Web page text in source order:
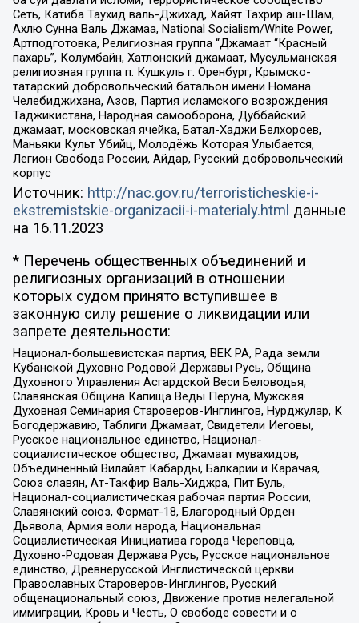
Сеть, Катиба Таухид валь-Джихад, Хайят Тахрир аш-Шам,
Ахлю Сунна Валь Джамаа, National Socialism/White Power,
Артподготовка, Религиозная группа “Джамаат “Красный
пахарь”, Колумбайн, Хатлонский джамаат, Мусульманская
религиозная группа п. Кушкуль г. Оренбург, Крымско-
татарский добровольческий батальон имени Номана
Челебиджихана, Азов, Партия исламского возрождения
Таджикистана, Народная самооборона, Дуббайский
джамаат, московская ячейка, Батал-Хаджи Белхороев,
Маньяки Культ Убийц, Молодёжь Которая Улыбается,
Легион Свобода России, Айдар, Русский добровольческий
корпус
Источник: http://nac.gov.ru/terroristicheskie-i-
ekstremistskie-organizacii-i-materialy.html данные
на 16.11.2023
* Перечень общественных объединений и
религиозных организаций в отношении
которых судом принято вступившее в
законную силу решение о ликвидации или
запрете деятельности:
Национал-большевистская партия, ВЕК РА, Рада земли
Кубанской Духовно Родовой Державы Русь, Община
Духовного Управления Асгардской Веси Беловодья,
Славянская Община Капища Веды Перуна, Мужская
Духовная Семинария Староверов-Инглингов, Нурджулар, К
Богодержавию, Таблиги Джамаат, Свидетели Иеговы,
Русское национальное единство, Национал-
социалистическое общество, Джамаат мувахидов,
Объединенный Вилайат Кабарды, Балкарии и Карачая,
Союз славян, Ат-Такфир Валь-Хиджра, Пит Буль,
Национал-социалистическая рабочая партия России,
Славянский союз, Формат-18, Благородный Орден
Дьявола, Армия воли народа, Национальная
Социалистическая Инициатива города Череповца,
Духовно-Родовая Держава Русь, Русское национальное
единство, Древнерусской Инглистической церкви
Православных Староверов-Инглингов, Русский
общенациональный союз, Движение против нелегальной
иммиграции, Кровь и Честь, О свободе совести и о